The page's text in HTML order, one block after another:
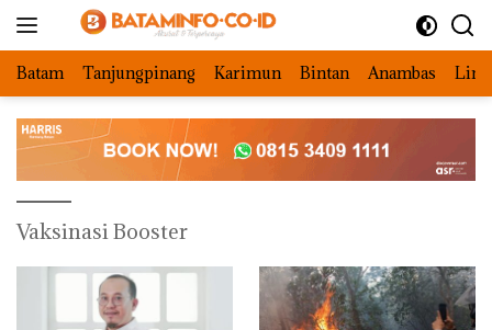
Batam Tanjungpinang Karimun Bintan Anambas
Vaksinasi Booster